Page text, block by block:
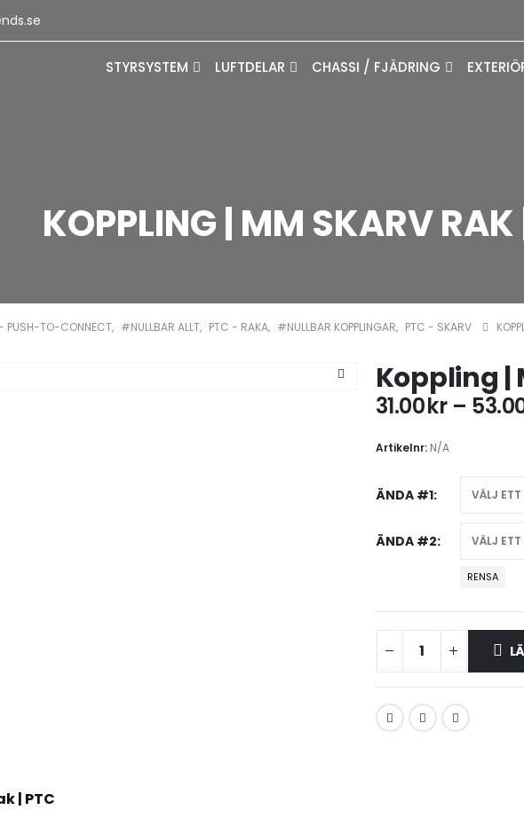
STYRSYSTEM LUFTDELAR CHASSI / FJÄDRING
KOPPLING | MM SKARV RAK
PUSH-TO-CONNECT, #NULLBAR ALLT, PTC - RAKA, #NULLBAR KOPPLINGAR, PTC - SKARV
Koppling |
31.00kr –
Artikelnr: N/A
ÄNDA #1
ÄNDA #2
RENSA
| PTC